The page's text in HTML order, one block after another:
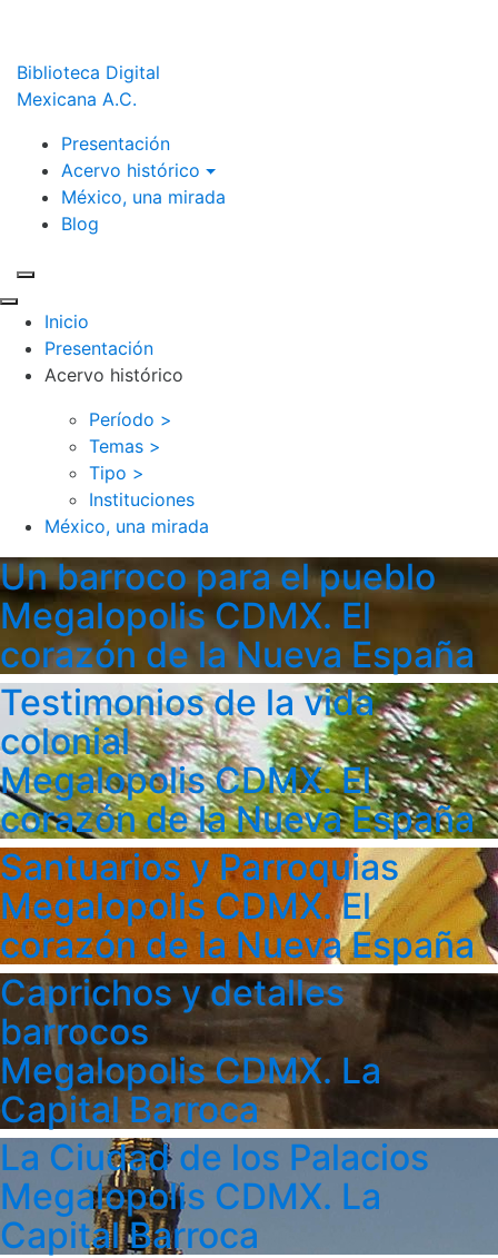
Biblioteca Digital
Mexicana A.C.
Presentación
Acervo histórico
México, una mirada
Blog
Inicio
Presentación
Acervo histórico
Período >
Temas >
Tipo >
Instituciones
México, una mirada
Un barroco para el pueblo
Megalopolis CDMX. El
corazón de la Nueva España
Testimonios de la vida
colonial
Megalopolis CDMX. El
corazón de la Nueva España
Santuarios y Parroquias
Megalopolis CDMX. El
corazón de la Nueva España
Caprichos y detalles
barrocos
Megalopolis CDMX. La
Capital Barroca
La Ciudad de los Palacios
Megalopolis CDMX. La
Capital Barroca